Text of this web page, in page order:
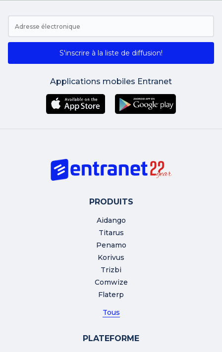
S'inscrire à la liste de diffusion!
Applications mobiles Entranet
PRODUITS
Aidango
Titarus
Penamo
Korivus
Trizbi
Comwize
Flaterp
Tous
PLATEFORME